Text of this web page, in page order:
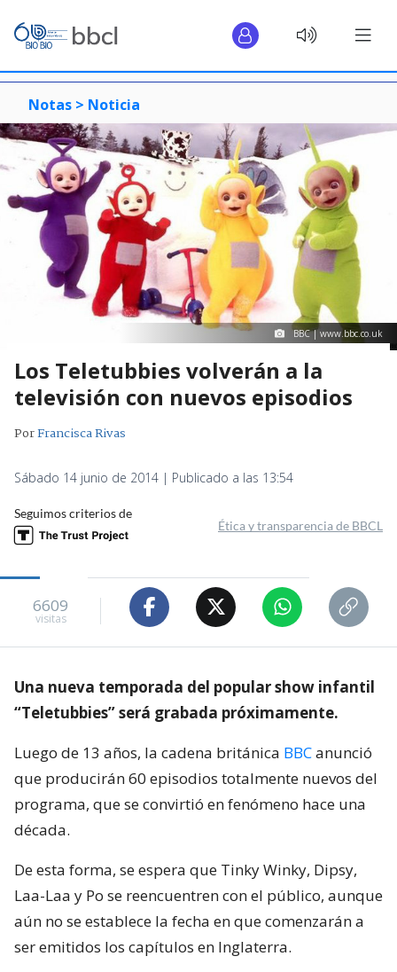
Notas > Noticia
BBC | www.bbc.co.uk
Los Teletubbies volverán a la
televisión con nuevos episodios
PorFrancisca Rivas
Sábado 14 junio de 2014 | Publicado a las 13:54
Seguimos criterios de
Ética y transparencia de BBCL
6609
visitas
Una nueva temporada del popular show infantil
“Teletubbies” será grabada próximamente.
Luego de 13 años, la cadena británica BBCanunció
que producirán 60 episodios totalmente nuevos del
programa, que se convirtió en fenómeno hace una
década.
De esta forma, se espera que Tinky Winky, Dipsy,
Laa-Laa y Po se reencuentren con el público, aunque
aún no se establece la fecha en que comenzarán a
ser emitidos los capítulos en Inglaterra.